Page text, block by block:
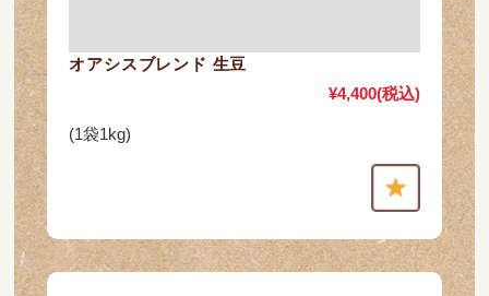
オアシスブレンド 生豆
¥4,400(税込)
(1袋1kg)